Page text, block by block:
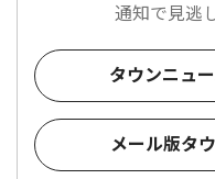
通知で見逃
タウンニュ
メール版タ